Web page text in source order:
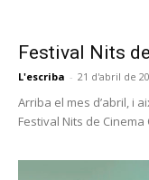
Festival Nits
L'escriba - 21 d'abril de
Arriba el mes d’abril, i
Festival Nits de